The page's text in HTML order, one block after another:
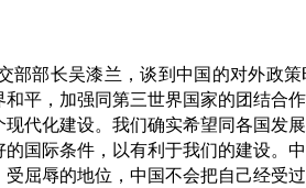
部部长吴漆兰，谈到中国的对外政
平，加强同第三世界国家的团结合
代化建设。我们确实希望同各国发
国际条件，以有利于我们的建设。
屈辱的地位，中国不会把自己经受